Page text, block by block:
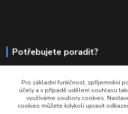
Potřebujete poradit?
Volejte: Po - Pá (10:00 - 18:00)
info@ragbyobchod.cz
Pro základní funkčnost, zpříjemnění
účely a v případě udělení souhlasu
využíváme soubory cookies.
cookies můžete kdykoli upravit